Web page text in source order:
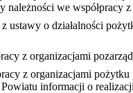
należności we współpracy
ustawy o działalności
z organizacjami
z organizacjami
informacji o